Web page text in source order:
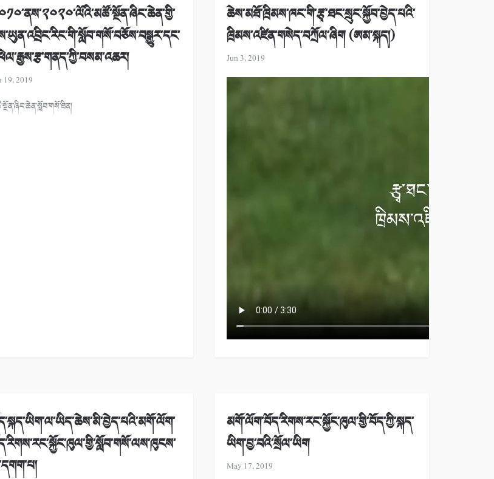
19, 2019
ཆེས་མཐོ་ཁྲིམས་ཁང་གི་རྩྭ་ཐང་སྲུང་སྐྱོབ་བྱེད་པའི་
ཁྲིམས་འཛིན་གསེད་བཀྲོལ་ཞིག (ཨམ་སྐད།)
Jun 3, 2019
མགོ་ལོག་བོད་རིགས་རང་སྐྱོང་ཁུལ་གྱི་བོད་ཀྱི་སྐད་
ཡིག་བྱ་བའི་སྲོལ་ཡིག
May 17, 2019